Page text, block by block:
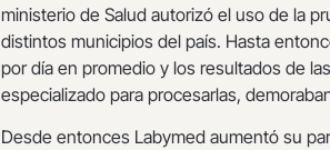
ministerio de Salud autorizó el uso de la
distintos municipios del país. Hasta
por día en promedio y los resultados de
especializado para procesarlas,
Desde entonces Labymed aumentó su